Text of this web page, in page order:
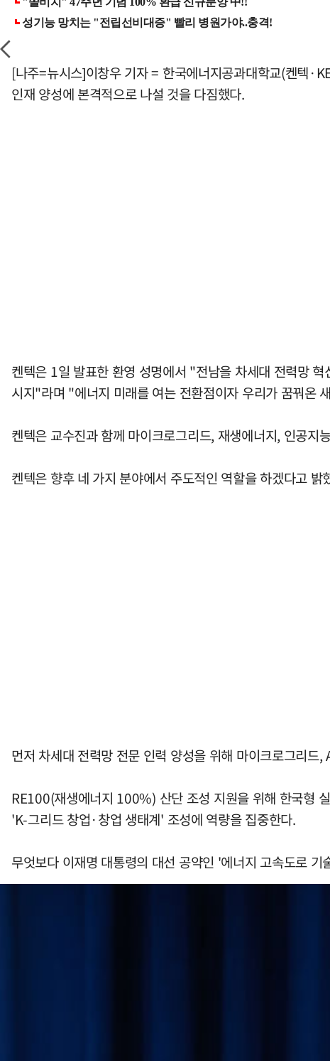
[나주=뉴시스]이창우 기자 = 한국에너지공과대학교(켄텍
인재 양성에 본격적으로 나설 것을 다짐했다.
켄텍은 1일 발표한 환영 성명에서 "전남을 차세대 전력망
시지"라며 "에너지 미래를 여는 전환점이자 우리가 꿈꿔온
켄텍은 교수진과 함께 마이크로그리드, 재생에너지, 인공
켄텍은 향후 네 가지 분야에서 주도적인 역할을 하겠다고 밝
먼저 차세대 전력망 전문 인력 양성을 위해 마이크로그리
RE100(재생에너지 100%) 산단 조성 지원을 위해 한국형
'K-그리드 창업·창업 생태계' 조성에 역량을 집중한다.
무엇보다 이재명 대통령의 대선 공약인 '에너지 고속도로